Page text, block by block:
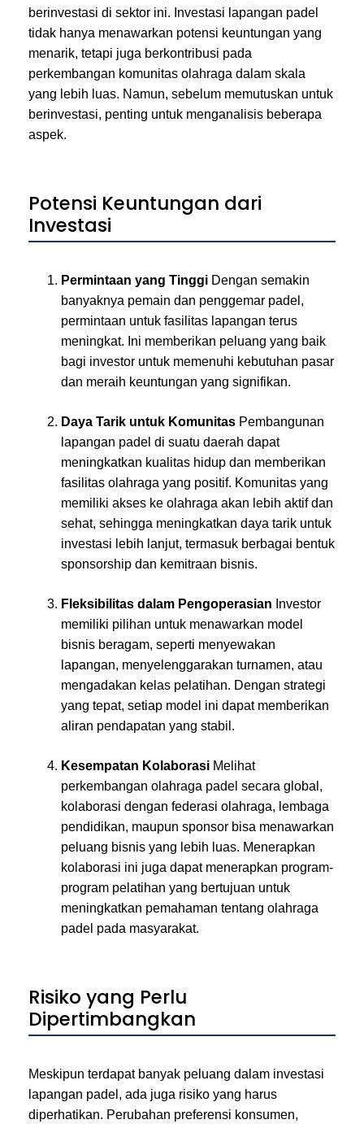
berinvestasi di sektor ini. Investasi lapangan padel
tidak hanya menawarkan potensi keuntungan yang
menarik, tetapi juga berkontribusi pada
perkembangan komunitas olahraga dalam skala
yang lebih luas. Namun, sebelum memutuskan untuk
berinvestasi, penting untuk menganalisis beberapa
aspek.
Potensi Keuntungan dari
Investasi
Permintaan yang Tinggi Dengan semakin
banyaknya pemain dan penggemar padel,
permintaan untuk fasilitas lapangan terus
meningkat. Ini memberikan peluang yang baik
bagi investor untuk memenuhi kebutuhan pasar
dan meraih keuntungan yang signifikan.
Daya Tarik untuk Komunitas Pembangunan
lapangan padel di suatu daerah dapat
meningkatkan kualitas hidup dan memberikan
fasilitas olahraga yang positif. Komunitas yang
memiliki akses ke olahraga akan lebih aktif dan
sehat, sehingga meningkatkan daya tarik untuk
investasi lebih lanjut, termasuk berbagai bentuk
sponsorship dan kemitraan bisnis.
Fleksibilitas dalam Pengoperasian Investor
memiliki pilihan untuk menawarkan model
bisnis beragam, seperti menyewakan
lapangan, menyelenggarakan turnamen, atau
mengadakan kelas pelatihan. Dengan strategi
yang tepat, setiap model ini dapat memberikan
aliran pendapatan yang stabil.
Kesempatan Kolaborasi Melihat
perkembangan olahraga padel secara global,
kolaborasi dengan federasi olahraga, lembaga
pendidikan, maupun sponsor bisa menawarkan
peluang bisnis yang lebih luas. Menerapkan
kolaborasi ini juga dapat menerapkan program-
program pelatihan yang bertujuan untuk
meningkatkan pemahaman tentang olahraga
padel pada masyarakat.
Risiko yang Perlu
Dipertimbangkan
Meskipun terdapat banyak peluang dalam investasi
lapangan padel, ada juga risiko yang harus
diperhatikan. Perubahan preferensi konsumen,